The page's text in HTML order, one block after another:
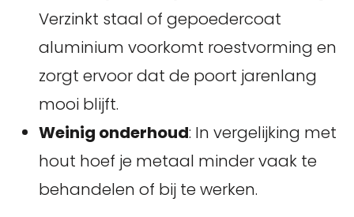
Verzinkt staal of gepoedercoat
aluminium voorkomt roestvorming en
zorgt ervoor dat de poort jarenlang
mooi blijft.
Weinig onderhoud: In vergelijking met
hout hoef je metaal minder vaak te
behandelen of bij te werken.